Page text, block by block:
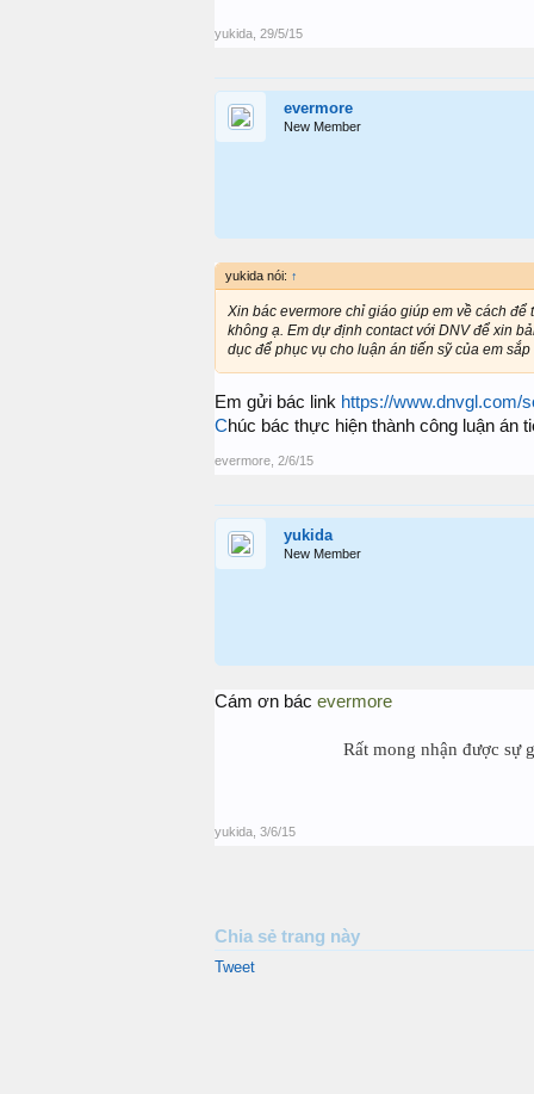
yukida 29/5/15
evermore
New Member
yukida nói: ↑
Xin bác evermore chỉ giáo giúp em về cách
không ạ. Em dự định contact với DNV để xin
dục để phục vụ cho luận án tiến sỹ của em
Em gửi bác link https://www.dnvgl.com/
Chúc bác thực hiện thành công luận án
evermore 2/6/15
yukida
New Member
Cám ơn bác evermore
Rất mong nhận được sự
yukida 3/6/15
Chia sẻ trang này
Tweet